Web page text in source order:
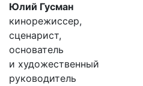
Юлий Гусман
кинорежиссер,
сценарист,
основатель
и художественный
руководитель